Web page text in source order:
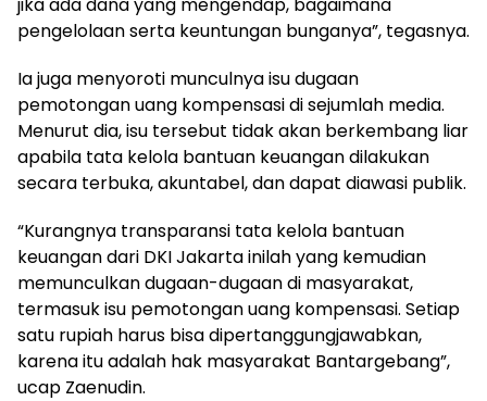
pengelolaan serta keuntungan bunganya”, tegasnya.
Ia juga menyoroti munculnya isu dugaan
pemotongan uang kompensasi di sejumlah media.
Menurut dia, isu tersebut tidak akan berkembang liar
apabila tata kelola bantuan keuangan dilakukan
secara terbuka, akuntabel, dan dapat diawasi publik.
“Kurangnya transparansi tata kelola bantuan
keuangan dari DKI Jakarta inilah yang kemudian
memunculkan dugaan-dugaan di masyarakat,
termasuk isu pemotongan uang kompensasi. Setiap
satu rupiah harus bisa dipertanggungjawabkan,
karena itu adalah hak masyarakat Bantargebang”,
ucap Zaenudin.